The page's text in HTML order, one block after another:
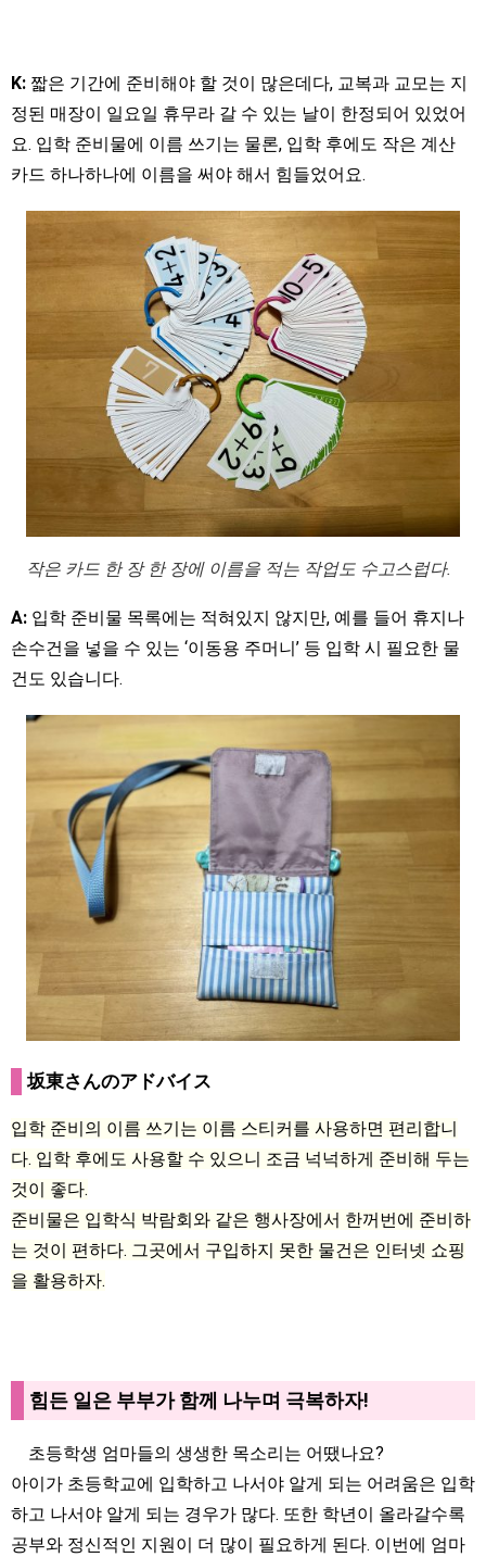
K: 짧은 기간에 준비해야 할 것이 많은데다, 교복과 교모는 지
정된 매장이 일요일 휴무라 갈 수 있는 날이 한정되어 있었어
요. 입학 준비물에 이름 쓰기는 물론, 입학 후에도 작은 계산
카드 하나하나에 이름을 써야 해서 힘들었어요.
작은 카드 한 장 한 장에 이름을 적는 작업도 수고스럽다.
A: 입학 준비물 목록에는 적혀있지 않지만, 예를 들어 휴지나
손수건을 넣을 수 있는 ‘이동용 주머니’ 등 입학 시 필요한 물
건도 있습니다.
坂東さんのアドバイス
입학 준비의 이름 쓰기는 이름 스티커를 사용하면 편리합니
다. 입학 후에도 사용할 수 있으니 조금 넉넉하게 준비해 두는
것이 좋다.
준비물은 입학식 박람회와 같은 행사장에서 한꺼번에 준비하
는 것이 편하다. 그곳에서 구입하지 못한 물건은 인터넷 쇼핑
을 활용하자.
힘든 일은 부부가 함께 나누며 극복하자!
초등학생 엄마들의 생생한 목소리는 어땠나요?
아이가 초등학교에 입학하고 나서야 알게 되는 어려움은 입학
하고 나서야 알게 되는 경우가 많다. 또한 학년이 올라갈수록
공부와 정신적인 지원이 더 많이 필요하게 된다. 이번에 엄마